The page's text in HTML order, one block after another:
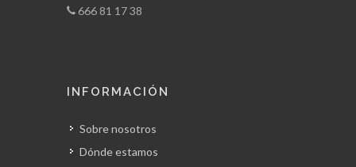
666 81 17 38
INFORMACIÓN
Sobre nosotros
Dónde estamos